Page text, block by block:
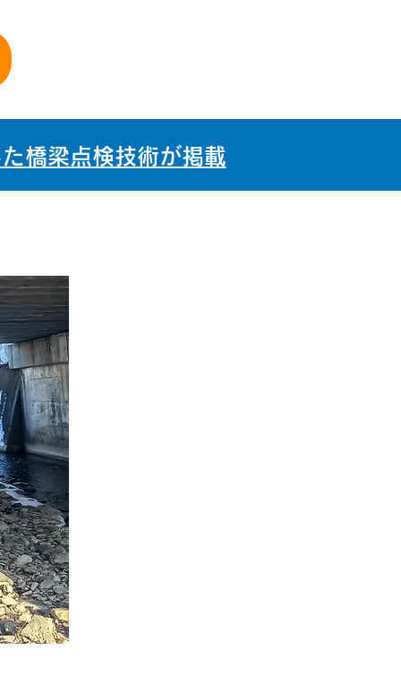
橋梁点検技術が掲載